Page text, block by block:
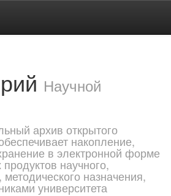
Научной
архив открытого
накопление,
в электронной форме
научного,
методического назначения,
университета